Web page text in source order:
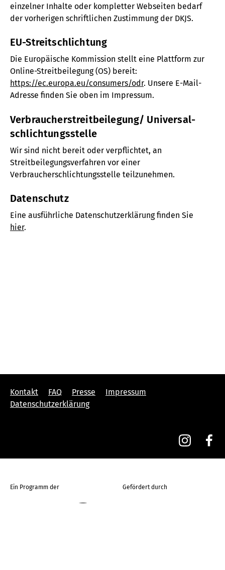
einzelner Inhalte oder kompletter Webseiten bedarf
der vorherigen schriftlichen Zustimmung der DKJS.
EU-Streitschlichtung
Die Europäische Kommission stellt eine Plattform zur
Online-Streitbeilegung (OS) bereit:
https://ec.europa.eu/consumers/odr. Unsere E-Mail-
Adresse finden Sie oben im Impressum.
Verbraucher­streitbeilegung/ Universal­
schlichtungsstelle
Wir sind nicht bereit oder verpflichtet, an
Streitbeilegungsverfahren vor einer
Verbraucherschlichtungsstelle teilzunehmen.
Datenschutz
Eine ausführliche Datenschutzerklärung finden Sie
hier.
Kontakt FAQ Presse
Impressum
Datenschutzerklärung
Ein Programm der Gefördert durch